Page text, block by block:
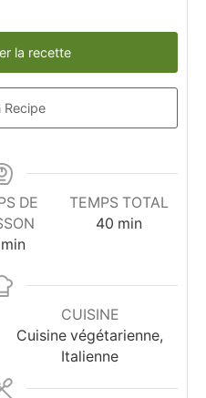
la recette
Recipe
DE
min
TEMPS TOTAL
40 minutes
min
CUISINE
Cuisine végétarienne,
Italienne